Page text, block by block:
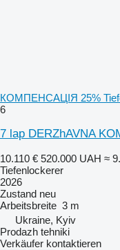
КОМПЕНСАЦІЯ 25%
6
7 lap DERZhAVNA
10.110 € 520.000 UAH ≈
Tiefenlockerer
2026
Zustand neu
Arbeitsbreite 3 m
Ukraine, Kyiv
Prodazh tehniki
Verkäufer kontaktieren